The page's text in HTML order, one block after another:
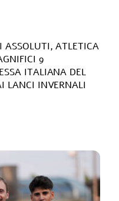
ASSOLUTI, ATLETICA
9
ITALIANA DEL
LANCI INVERNALI